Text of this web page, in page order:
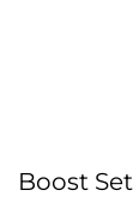
Boost Set